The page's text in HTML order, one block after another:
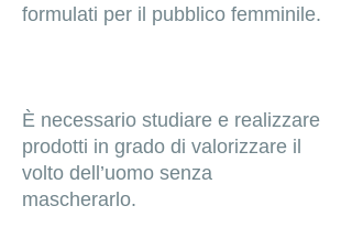
formulati per il pubblico femminile.
È necessario studiare e realizzare
prodotti in grado di valorizzare il
volto dell’uomo senza
mascherarlo.